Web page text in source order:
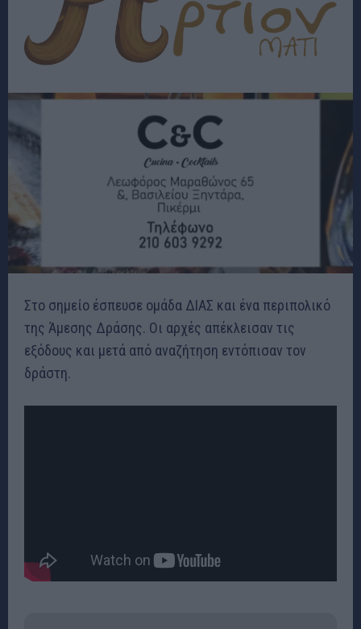
Στο σημείο έσπευσε ομάδα ΔΙΑΣ και ένα περιπολικό
της Άμεσης Δράσης. Οι αρχές απέκλεισαν τις
εξόδους και μετά από αναζήτηση εντόπισαν τον
δράστη.